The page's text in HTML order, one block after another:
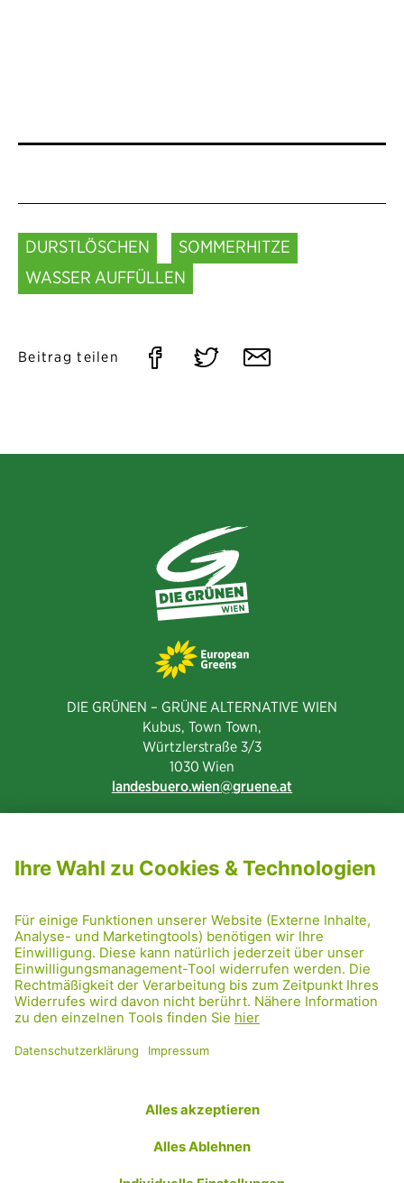
DURSTLÖSCHEN
SOMMERHITZE
WASSER AUFFÜLLEN
Beitrag teilen
Auf Auf Per
DIE GRÜNEN – GRÜNE ALTERNATIVE WIEN
Kubus, Town Town,
Würtzlerstraße 3/3​
1030 Wien
landesbuero.wien
gruene.at
PRESSE
GRÜNE RADRETTUNG
FRIDAY NIGHTSKATING
NETIQUETTE
DATENSCHUTZ
TRANSPARENZ
Facebook
TwitterInstagram